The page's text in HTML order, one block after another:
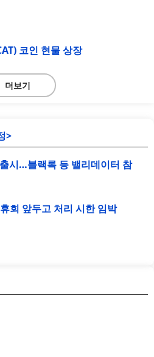
코인 현물 상장
더보기
>
출시…블랙록 등 밸리데이터 참
회 앞두고 처리 시한 임박